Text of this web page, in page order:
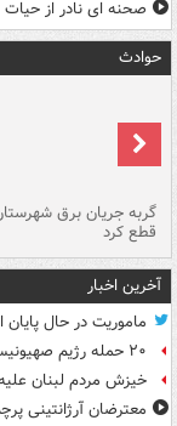
صحنه ای نادر از
حوادث
گربه جریان برق
قطع کرد
آخرین اخبار
ماموریت در حال
۲۰ حمله رژیم صهیونیستی به درعا و قنیطره در یک هفته
خیزش مردم لبنان
معترضان آرژانتینی